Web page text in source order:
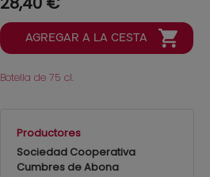
Botella de 75 cl.
Productores
Sociedad Cooperativa
Cumbres de Abona